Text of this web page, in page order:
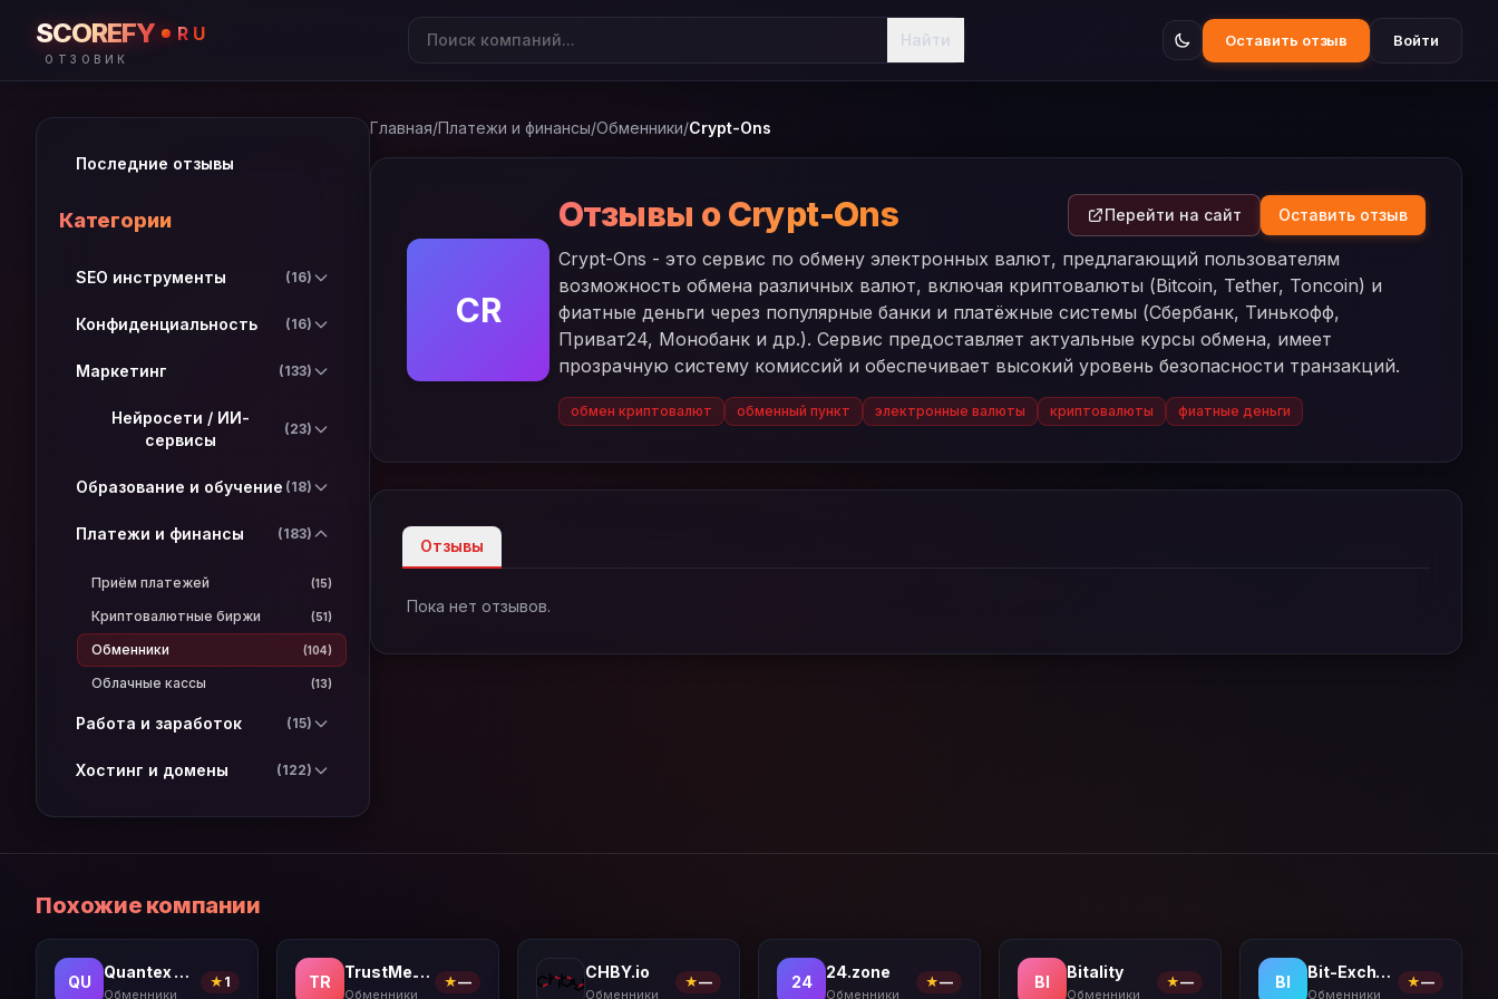
SCOREFY RU
ОТЗОВИК
Найти Оставить отзыв Войти
Последние отзывы
Категории
SEO инструменты (16)
Конфиденциальность (16)
Маркетинг (133)
Нейросети / ИИ-
сервисы
(23)
Образование и обучение (18)
Платежи и финансы (183)
Приём платежей (15)
Криптовалютные биржи (51)
Обменники (104)
Облачные кассы (13)
Работа и заработок (15)
Хостинг и домены (122)
Главная/Платежи и финансы/Обменники/Crypt-Ons
CR
Отзывы о Crypt-Ons Перейти на сайт Оставить отзыв
Crypt-Ons - это сервис по обмену электронных валют, предлагающий пользователям
возможность обмена различных валют, включая криптовалюты (Bitcoin, Tether, Toncoin) и
фиатные деньги через популярные банки и платёжные системы (Сбербанк, Тинькофф,
Приват24, Монобанк и др.). Сервис предоставляет актуальные курсы обмена, имеет
прозрачную систему комиссий и обеспечивает высокий уровень безопасности транзакций.
обмен криптовалют обменный пункт электронные валюты криптовалюты фиатные деньги
Отзывы
Пока нет отзывов.
Похожие компании
QU
Quantex Pro
Обменники
★ 1 TR
TrustMe.Cash
Обменники
★—
CHBY.io
Обменники
★— 24
24.zone
Обменники
★— BI
Bitality
Обменники
★— BI
Bit-Exchange
Обменники
★—